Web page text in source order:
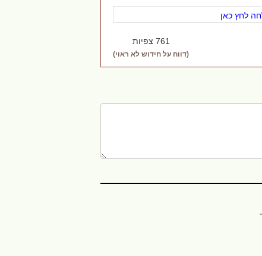
לחץ כאן
761 צפיות
(דווח על חידוש לא ראוי)